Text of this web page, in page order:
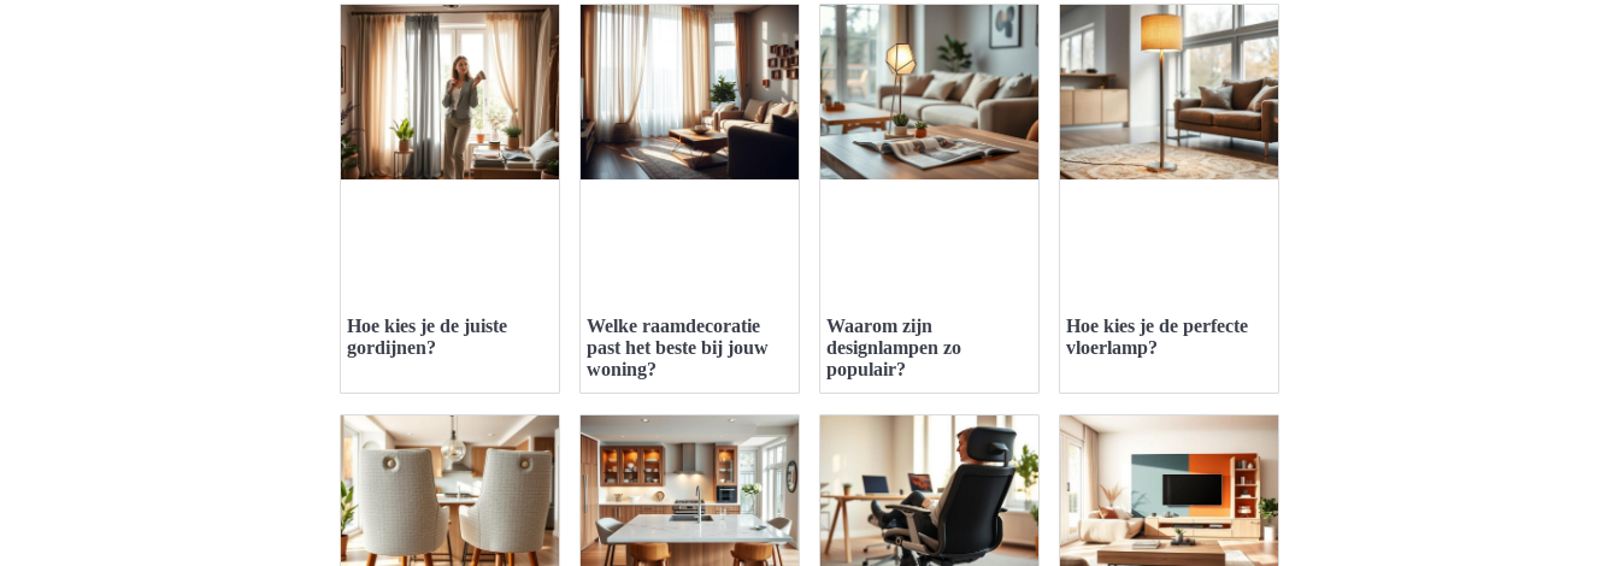
Hoe kies je de juiste
gordijnen?
Welke raamdecoratie
past het beste bij jouw
woning?
Waarom zijn
designlampen zo
populair?
Hoe kies je de perfecte
vloerlamp?